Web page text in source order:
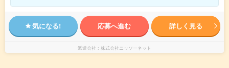
気になる! 応募へ進む 詳しく見る
派遣会社 株式会社ニッソーネット